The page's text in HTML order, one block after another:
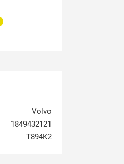
Volvo
1849432121
T894K2